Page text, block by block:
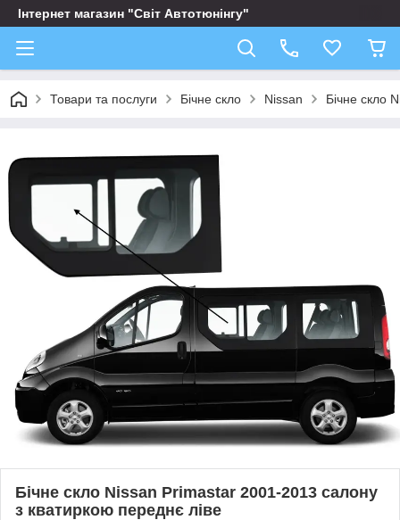
Інтернет магазин "Світ Автотюнінгу"
Товари та послуги Бічне скло Nissan Бічне скло
Бічне скло Nissan Primastar 2001-2013 салону
з кватиркою переднє ліве